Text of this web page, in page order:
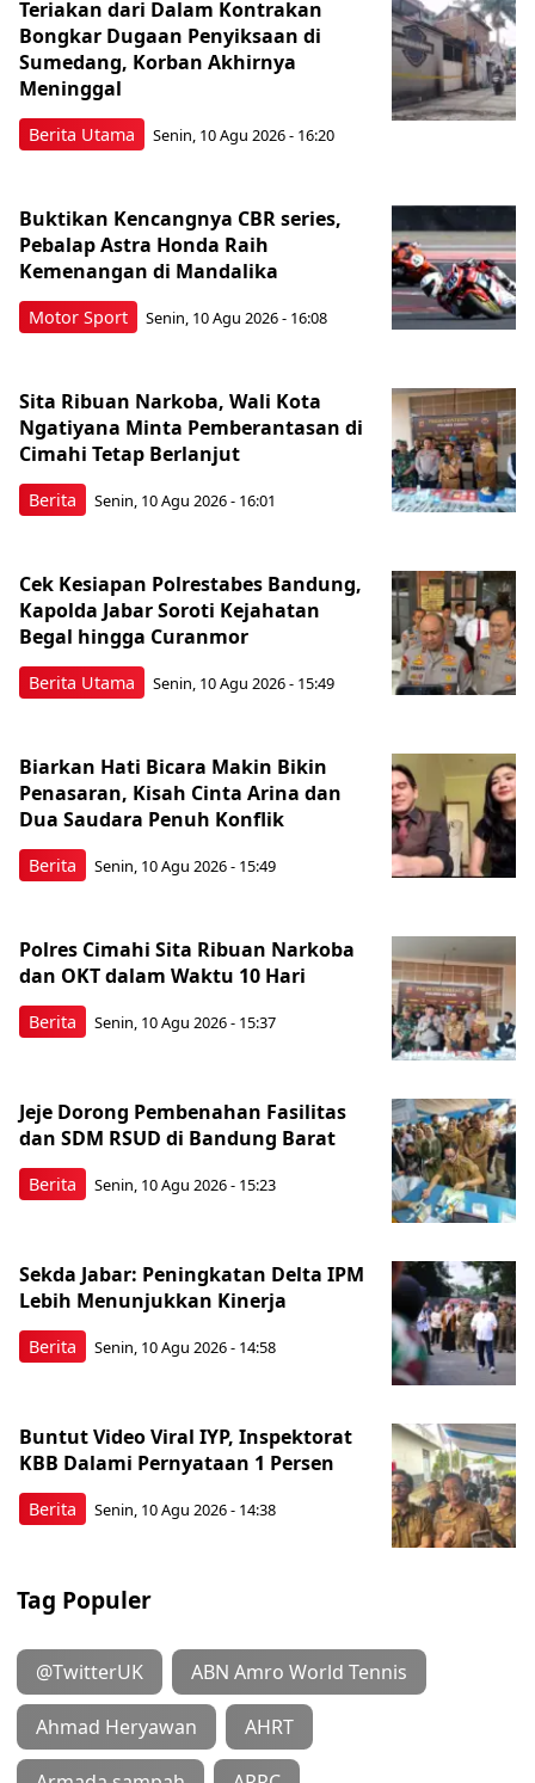
Berita Utama
Teriakan dari Dalam Kontrakan
Bongkar Dugaan Penyiksaan di
Sumedang, Korban Akhirnya
Meninggal
Senin, 10 Agu 2026 - 16:20
Motor Sport
Buktikan Kencangnya CBR series,
Pebalap Astra Honda Raih
Kemenangan di Mandalika
Senin, 10 Agu 2026 - 16:08
Berita
Sita Ribuan Narkoba, Wali Kota
Ngatiyana Minta Pemberantasan di
Cimahi Tetap Berlanjut
Senin, 10 Agu 2026 - 16:01
Berita Utama
Cek Kesiapan Polrestabes Bandung,
Kapolda Jabar Soroti Kejahatan
Begal hingga Curanmor
Senin, 10 Agu 2026 - 15:49
Berita
Biarkan Hati Bicara Makin Bikin
Penasaran, Kisah Cinta Arina dan
Dua Saudara Penuh Konflik
Senin, 10 Agu 2026 - 15:49
Berita
Polres Cimahi Sita Ribuan Narkoba
dan OKT dalam Waktu 10 Hari
Senin, 10 Agu 2026 - 15:37
Berita
Jeje Dorong Pembenahan Fasilitas
dan SDM RSUD di Bandung Barat
Senin, 10 Agu 2026 - 15:23
Berita
Sekda Jabar: Peningkatan Delta IPM
Lebih Menunjukkan Kinerja
Senin, 10 Agu 2026 - 14:58
Berita
Buntut Video Viral IYP, Inspektorat
KBB Dalami Pernyataan 1 Persen
Senin, 10 Agu 2026 - 14:38
Tag Populer
@TwitterUK ABN Amro World Tennis
Ahmad Heryawan AHRT